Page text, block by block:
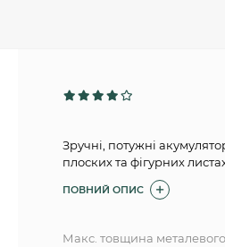
Зручні, потужні
плоских та фігурних
ПОВНИЙ ОПИС
Макс. товщина металевого